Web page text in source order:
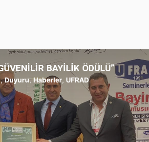
BAYİLİK ÖDÜLÜ”
,Duyuru, Haberler, UFRAD